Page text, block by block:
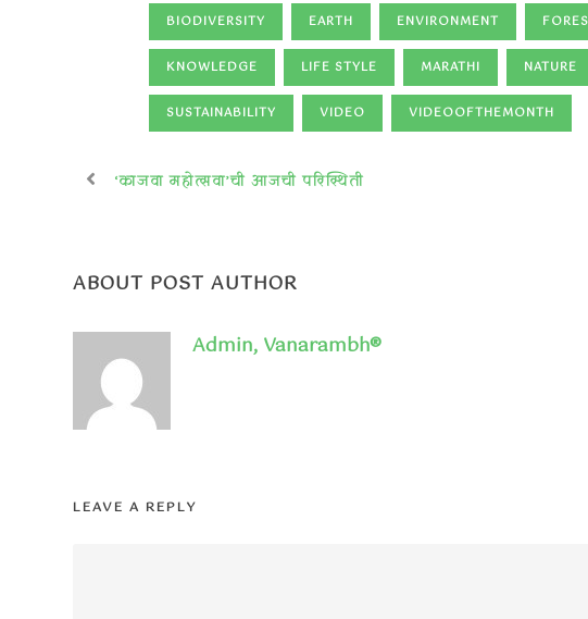
BIODIVERSITY EARTH ENVIRONMENT
KNOWLEDGE LIFE STYLE MARATHI NATURE
SUSTAINABILITY VIDEO VIDEOOFTHEMONTH
‘काजवा महोत्सवा’ची आजची परिस्थिती
ABOUT POST AUTHOR
Admin, Vanarambh®
LEAVE A REPLY